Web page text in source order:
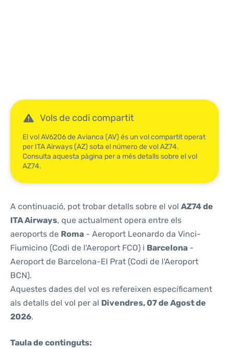
Vols de codi compartit
El vol AV6206 de Avianca (AV) és un vol compartit operat
per ITA Airways (AZ) sota el número de vol AZ74.
Consulta aquesta pàgina per a més detalls sobre el vol
AZ74.
A continuació, pot trobar detalls sobre el vol AZ74 de
ITA Airways, que actualment opera entre els
aeroports de Roma - Aeroport Leonardo da Vinci-
Fiumicino (Codi de l'Aeroport FCO) i Barcelona -
Aeroport de Barcelona-El Prat (Codi de l'Aeroport
BCN).
Aquestes dades del vol es refereixen específicament
als detalls del vol per al Divendres, 07 de Agost de
2026.
Taula de continguts: